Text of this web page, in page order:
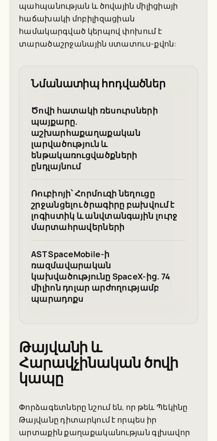
պահպանության և ծովային միլիցիայի
հաճախակի մոբիլիզացիան
համակարգված կերպով փոխում է
տարածաշրջանային ստատուս-քվոն:
Նմանատիպ հոդվածներ
Ծովի հատակի ռեսուրսների
պայքարը.
աշխարհաքաղաքական
լարվածություն և
ենթակառուցվածքների
ընդլայնում
Ռուբիոյի՝ Հորմուզի նեղուցը
շրջանցելու ծրագիրը բախվում է
լոգիստիկ և անվտանգային լուրջ
մարտահրավերների
AST SpaceMobile-ի
ռազմավարական
կախվածությունը SpaceX-ից. 74
միլիոն դոլար արժողությամբ
պարադոքս
Թայվանի և
Հարավչինական ծովի
կապը
Փորձագետները նշում են, որ թեև Պեկինը
Թայվանը դիտարկում է որպես իր
արտաքին քաղաքականության գլխավոր